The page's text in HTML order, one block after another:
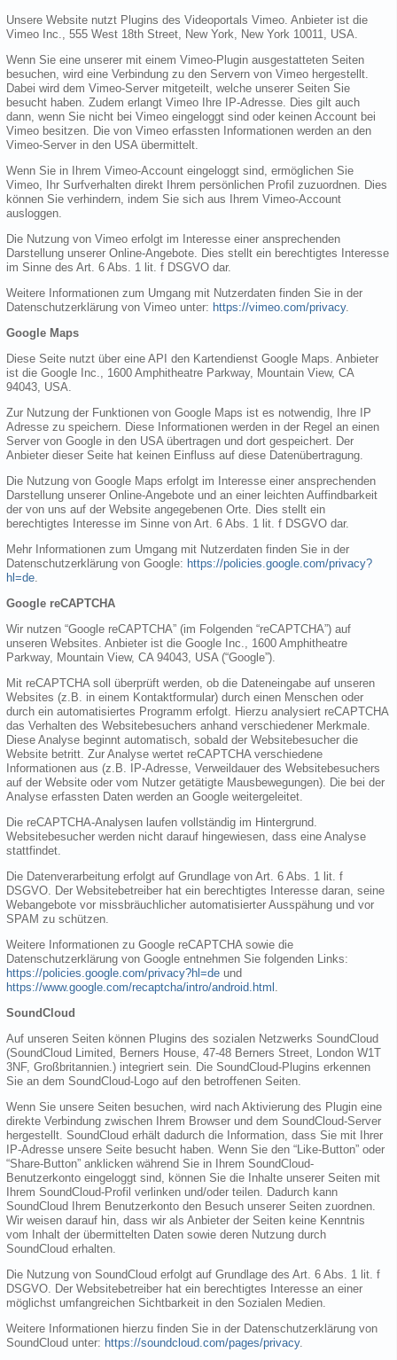
Unsere Website nutzt Plugins des Videoportals Vimeo. Anbieter ist die
Vimeo Inc., 555 West 18th Street, New York, New York 10011, USA.
Wenn Sie eine unserer mit einem Vimeo-Plugin ausgestatteten Seiten
besuchen, wird eine Verbindung zu den Servern von Vimeo hergestellt.
Dabei wird dem Vimeo-Server mitgeteilt, welche unserer Seiten Sie
besucht haben. Zudem erlangt Vimeo Ihre IP-Adresse. Dies gilt auch
dann, wenn Sie nicht bei Vimeo eingeloggt sind oder keinen Account bei
Vimeo besitzen. Die von Vimeo erfassten Informationen werden an den
Vimeo-Server in den USA übermittelt.
Wenn Sie in Ihrem Vimeo-Account eingeloggt sind, ermöglichen Sie
Vimeo, Ihr Surfverhalten direkt Ihrem persönlichen Profil zuzuordnen. Dies
können Sie verhindern, indem Sie sich aus Ihrem Vimeo-Account
ausloggen.
Die Nutzung von Vimeo erfolgt im Interesse einer ansprechenden
Darstellung unserer Online-Angebote. Dies stellt ein berechtigtes Interesse
im Sinne des Art. 6 Abs. 1 lit. f DSGVO dar.
Weitere Informationen zum Umgang mit Nutzerdaten finden Sie in der
Datenschutzerklärung von Vimeo unter: https://vimeo.com/privacy.
Google Maps
Diese Seite nutzt über eine API den Kartendienst Google Maps. Anbieter
ist die Google Inc., 1600 Amphitheatre Parkway, Mountain View, CA
94043, USA.
Zur Nutzung der Funktionen von Google Maps ist es notwendig, Ihre IP
Adresse zu speichern. Diese Informationen werden in der Regel an einen
Server von Google in den USA übertragen und dort gespeichert. Der
Anbieter dieser Seite hat keinen Einfluss auf diese Datenübertragung.
Die Nutzung von Google Maps erfolgt im Interesse einer ansprechenden
Darstellung unserer Online-Angebote und an einer leichten Auffindbarkeit
der von uns auf der Website angegebenen Orte. Dies stellt ein
berechtigtes Interesse im Sinne von Art. 6 Abs. 1 lit. f DSGVO dar.
Mehr Informationen zum Umgang mit Nutzerdaten finden Sie in der
Datenschutzerklärung von Google: https://policies.google.com/privacy?
hl=de
Google reCAPTCHA
Wir nutzen “Google reCAPTCHA” (im Folgenden “reCAPTCHA”) auf
unseren Websites. Anbieter ist die Google Inc., 1600 Amphitheatre
Parkway, Mountain View, CA 94043, USA (“Google”).
Mit reCAPTCHA soll überprüft werden, ob die Dateneingabe auf unseren
Websites (z.B. in einem Kontaktformular) durch einen Menschen oder
durch ein automatisiertes Programm erfolgt. Hierzu analysiert reCAPTCHA
das Verhalten des Websitebesuchers anhand verschiedener Merkmale.
Diese Analyse beginnt automatisch, sobald der Websitebesucher die
Website betritt. Zur Analyse wertet reCAPTCHA verschiedene
Informationen aus (z.B. IP-Adresse, Verweildauer des Websitebesuchers
auf der Website oder vom Nutzer getätigte Mausbewegungen). Die bei der
Analyse erfassten Daten werden an Google weitergeleitet.
Die reCAPTCHA-Analysen laufen vollständig im Hintergrund.
Websitebesucher werden nicht darauf hingewiesen, dass eine Analyse
stattfindet.
Die Datenverarbeitung erfolgt auf Grundlage von Art. 6 Abs. 1 lit. f
DSGVO. Der Websitebetreiber hat ein berechtigtes Interesse daran, seine
Webangebote vor missbräuchlicher automatisierter Ausspähung und vor
SPAM zu schützen.
Weitere Informationen zu Google reCAPTCHA sowie die
Datenschutzerklärung von Google entnehmen Sie folgenden Links:
https://policies.google.com/privacy?hl=de und
https://www.google.com/recaptcha/intro/android.html
SoundCloud
Auf unseren Seiten können Plugins des sozialen Netzwerks SoundCloud
(SoundCloud Limited, Berners House, 47-48 Berners Street, London W1T
3NF, Großbritannien.) integriert sein. Die SoundCloud-Plugins erkennen
Sie an dem SoundCloud-Logo auf den betroffenen Seiten.
Wenn Sie unsere Seiten besuchen, wird nach Aktivierung des Plugin eine
direkte Verbindung zwischen Ihrem Browser und dem SoundCloud-Server
hergestellt. SoundCloud erhält dadurch die Information, dass Sie mit Ihrer
IP-Adresse unsere Seite besucht haben. Wenn Sie den “Like-Button” oder
“Share-Button” anklicken während Sie in Ihrem SoundCloud-
Benutzerkonto eingeloggt sind, können Sie die Inhalte unserer Seiten mit
Ihrem SoundCloud-Profil verlinken und/oder teilen. Dadurch kann
SoundCloud Ihrem Benutzerkonto den Besuch unserer Seiten zuordnen.
Wir weisen darauf hin, dass wir als Anbieter der Seiten keine Kenntnis
vom Inhalt der übermittelten Daten sowie deren Nutzung durch
SoundCloud erhalten.
Die Nutzung von SoundCloud erfolgt auf Grundlage des Art. 6 Abs. 1 lit. f
DSGVO. Der Websitebetreiber hat ein berechtigtes Interesse an einer
möglichst umfangreichen Sichtbarkeit in den Sozialen Medien.
Weitere Informationen hierzu finden Sie in der Datenschutzerklärung von
SoundCloud unter: https://soundcloud.com/pages/privacy.